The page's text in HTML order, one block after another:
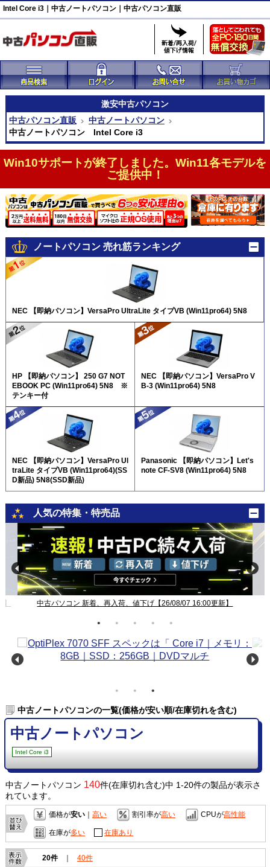
Intel Core i3｜中古ノートパソコン｜中古パソコン直販
激安中古パソコン
中古パソコン直販
中古ノートパソコン
中古ノートパソコン Intel Core i3
Win10サポートが終了しました。Win11各モデルを
ご提供中！
ノートパソコン 売れ筋ランキング
NEC 【即納パソコン】VersaPro UltraLite タイプVB (Win11pro64) 5N8
HP 【即納パソコン】 250 G7 NOT
EBOOK PC (Win11pro64) 5N8 ※
テンキー付
NEC 【即納パソコン】VersaPro V
B-3 (Win11pro64) 5N8
NEC 【即納パソコン】VersaPro Ul
traLite タイプVB (Win11pro64)(SS
D新品) 5N8(SSD新品)
Panasonic 【即納パソコン】Let's
note CF-SV8 (Win11pro64) 5N8
人気の特集・特売品
中古パソコン 新着、再入荷、値下げ【26/08/07 16:00更新】
中古ノートパソコンの一覧(価格が安い順/在庫切れを含む)
中古ノートパソコン
Intel Core i3
中古ノートパソコン 140件(在庫切れ含む)中 1-20件の製品が表示さ
れています。
価格が安い｜ 高い 割引率が高い CPUが高性能
在庫が多い 在庫あり
20件 ｜ 40件